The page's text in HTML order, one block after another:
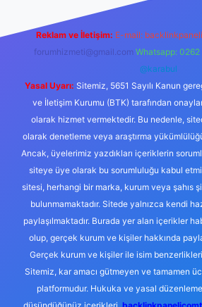
Reklam ve İletişim: E-mail:
forumhizmeti@gmail.com Whatsapp:
@karabul
Yasal Uyarı: Sitemiz, 5651 Sayılı Kanun
ve İletişim Kurumu (BTK) tarafından
olarak hizmet vermektedir. Bu nedenle,
olarak denetleme veya araştırma
Ancak, üyelerimiz yazdıkları içeriklerin
siteye üye olarak bu sorumluluğu kabul
sitesi, herhangi bir marka, kurum veya şahıs
bulunmamaktadır. Sitede yalnızca kendi
paylaşılmaktadır. Burada yer alan içerikler
olup, gerçek kurum ve kişiler hakkında
Gerçek kurum ve kişiler ile isim
Sitemiz, kar amacı gütmeyen ve tamamen
platformudur. Hukuka ve yasal